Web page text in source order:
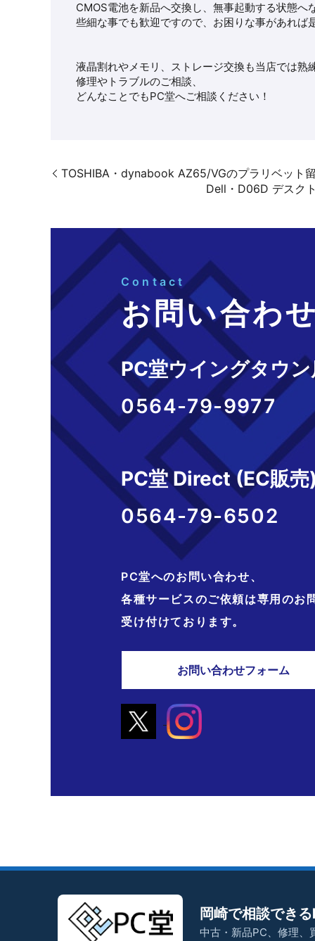
CMOS電池を新品へ交換し、無事起動する状態へ
些細な事でも歓迎ですので、お困りな事があれば
液晶割れやメモリ、ストレージ交換も当店では熟
修理やトラブルのご相談、
どんなことでもPC堂へご相談ください！
TOSHIBA・dynabook AZ65/VGのプラリベット
Dell・D06D デスク
Contact
お問い合わせ
PC堂ウイングタウン
0564-79-9977
PC堂 Direct (EC販売)
0564-79-6502
PC堂へのお問い合わせ、
各種サービスのご依頼は専用のお
受け付けております。
お問い合わせフォーム
岡崎で相談でき
中古・新品PC、修理、